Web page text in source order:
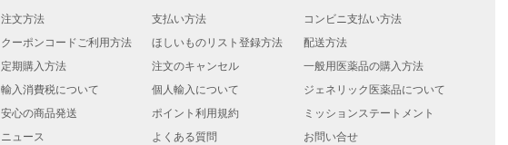
注文方法 支払い方法
コンビニ支払い方法
クーポンコードご利用方法 ほしいものリスト登録方法
配送方法
定期購入方法 注文のキャンセル
一般用医薬品の購入方法
輸入消費税について 個人輸入について
ジェネリック医薬品について
安心の商品発送 ポイント利用規約
ミッションステートメント
ニュース よくある質問 お問い合せ